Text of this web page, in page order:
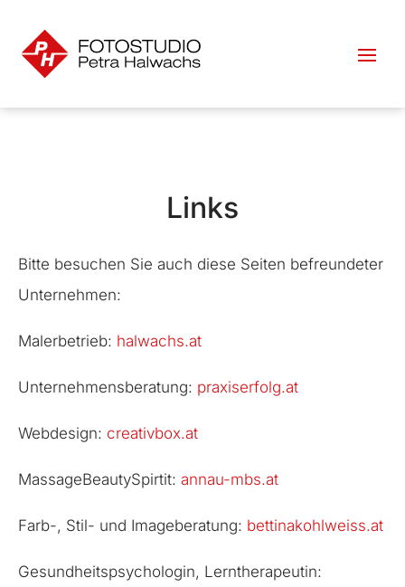
Links
Bitte besuchen Sie auch diese Seiten befreundeter
Unternehmen:
Malerbetrieb: halwachs.at
Unternehmensberatung: praxiserfolg.at
Webdesign: creativbox.at
MassageBeautySpirtit: annau-mbs.at
Farb-, Stil- und Imageberatung: bettinakohlweiss.at
Gesundheitspsychologin, Lerntherapeutin: